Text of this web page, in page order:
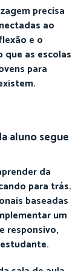
precisa
ao
e o
as escolas
para
aluno segue
da
para trás.
baseadas
um
responsivo,